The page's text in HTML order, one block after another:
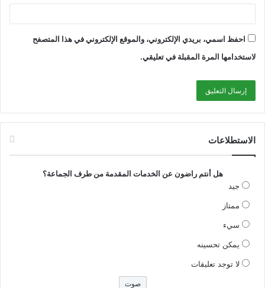
احفظ اسمي، بريدي الإلكتروني، والموقع الإلكتروني في هذا المتصفح
لاستخدامها المرة المقبلة في تعليقي.
الاستطلاعات
هل أنتم راضون عن الخدمات المقدمة من طرف الجماعة؟
جيد
ممتاز
سيء
يمكن تحسينه
لا توجد تعليقات